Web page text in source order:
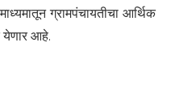
ग्रामपंचायतीचा आर्थिक
येणार आहे.